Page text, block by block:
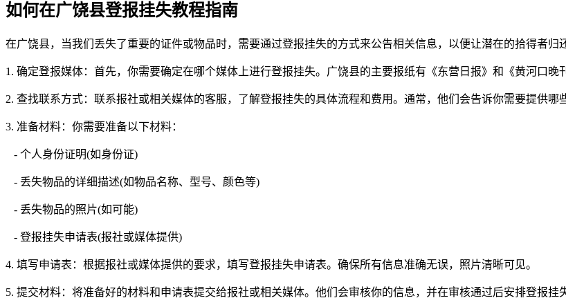
如何在广饶县登报挂失教程指南
在广饶县，当我们丢失了重要的证件或物品时，需要通过登报挂失的方式来公告相关信息，以便让潜在的拾得者归
1. 确定登报媒体：首先，你需要确定在哪个媒体上进行登报挂失。广饶县的主要报纸有《东营日报》和《黄河口
2. 查找联系方式：联系报社或相关媒体的客服，了解登报挂失的具体流程和费用。通常，他们会告诉你需要提供哪
3. 准备材料：你需要准备以下材料：
- 个人身份证明(如身份证)
- 丢失物品的详细描述(如物品名称、型号、颜色等)
- 丢失物品的照片(如可能)
- 登报挂失申请表(报社或媒体提供)
4. 填写申请表：根据报社或媒体提供的要求，填写登报挂失申请表。确保所有信息准确无误，照片清晰可见。
5. 提交材料：将准备好的材料和申请表提交给报社或相关媒体。他们会审核你的信息，并在审核通过后安排登报挂